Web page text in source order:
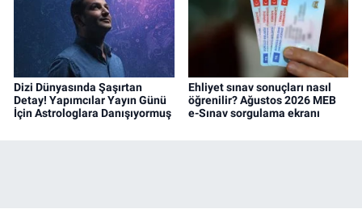
Dizi Dünyasında Şaşırtan
Detay! Yapımcılar Yayın Günü
İçin Astrologlara Danışıyormuş
Ehliyet sınav sonuçları nasıl
öğrenilir? Ağustos 2026 MEB
e-Sınav sorgulama ekranı